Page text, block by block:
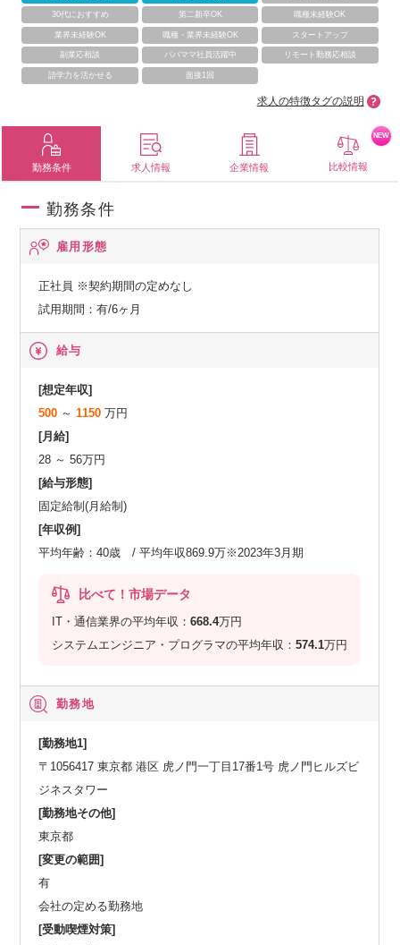
30代におすすめ 第二新卒OK 職種未経験OK
業界未経験OK 職種・業界未経験OK スタートアップ
副業応相談 パパママ社員活躍中 リモート勤務応相談
語学力を活かせる 面接1回
求人の特徴タグの説明
勤務条件 求人情報 企業情報 比較情報
NEW
勤務条件
雇用形態
正社員 ※契約期間の定めなし
試用期間：有/6ヶ月
給与
[想定年収]
500 ～1150 万円
[月給]
28 ～ 56万円
[給与形態]
固定給制(月給制)
[年収例]
平均年齢：40歳 / 平均年収869.9万※2023年3月期
比べて！市場データ
IT・通信業界の平均年収：668.4万円
システムエンジニア・プログラマの平均年収：574.1万円
勤務地
[勤務地1]
〒1056417 東京都 港区 虎ノ門一丁目17番1号 虎ノ門ヒルズビ
ジネスタワー
[勤務地その他]
東京都
[変更の範囲]
有
会社の定める勤務地
[受動喫煙対策]